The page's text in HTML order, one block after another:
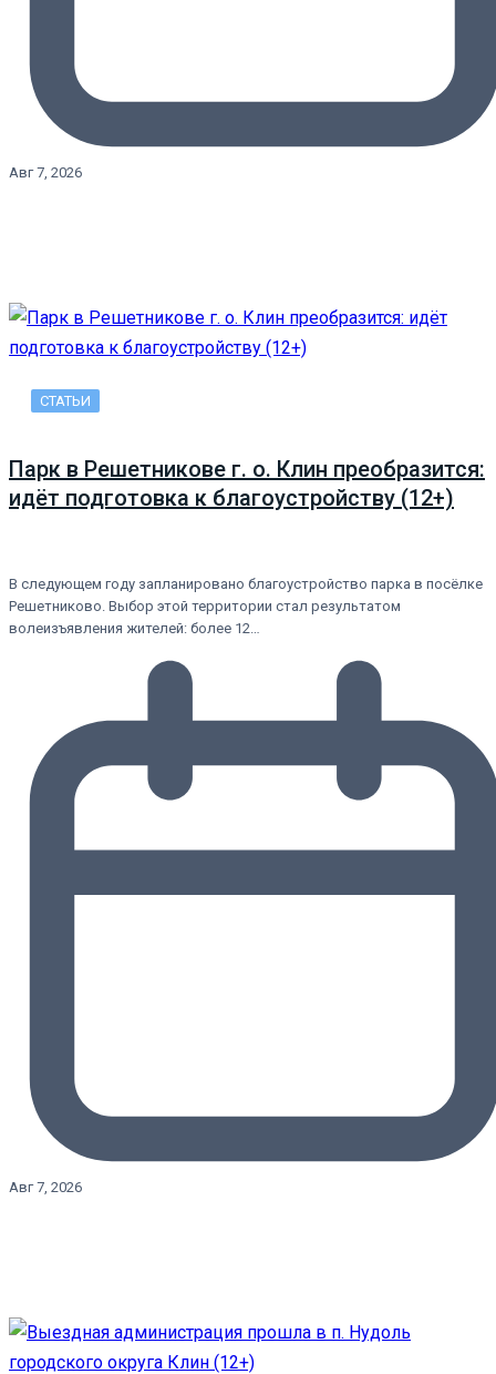
Авг 7, 2026
СТАТЬИ
Парк в Решетникове г. о. Клин преобразится:
идёт подготовка к благоустройству (12+)
В следующем году запланировано благоустройство парка в посёлке
Решетниково. Выбор этой территории стал результатом
волеизъявления жителей: более 12…
Авг 7, 2026